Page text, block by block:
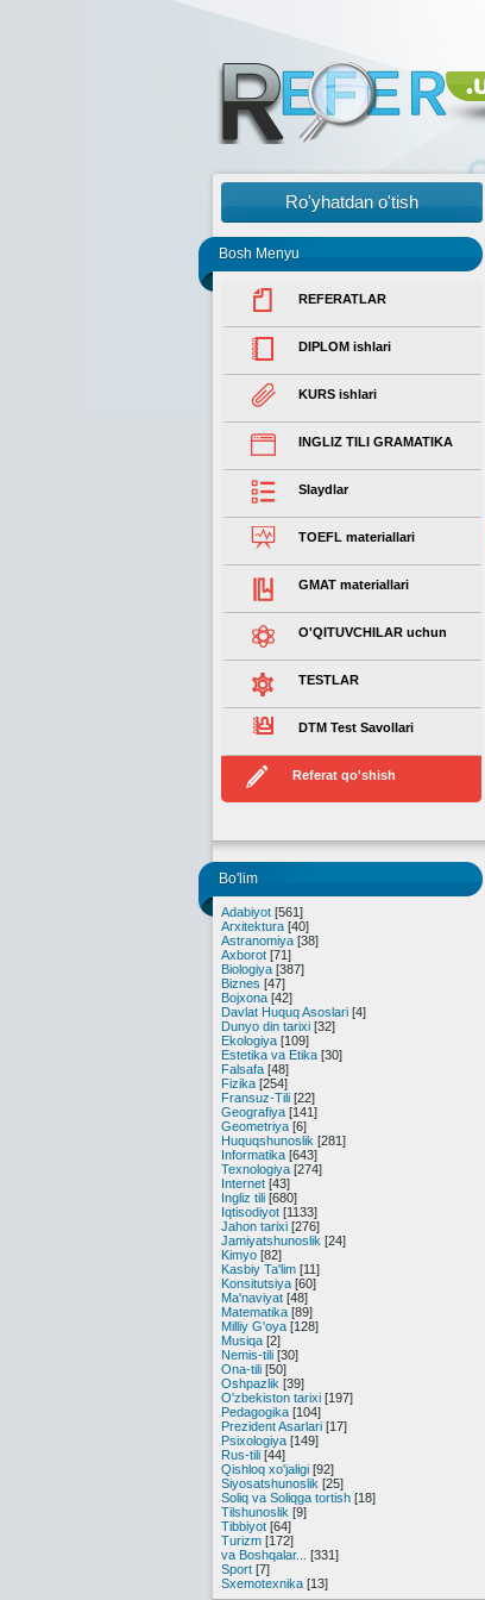
Ro'yhatdan o'tish
Bosh Menyu
REFERATLAR
DIPLOM ishlari
KURS ishlari
INGLIZ TILI GRAMATIKA
Slaydlar
TOEFL materiallari
GMAT materiallari
O'QITUVCHILAR uchun
TESTLAR
DTM Test Savollari
Referat qo'shish
Bo'lim
Adabiyot [561]
Arxitektura [40]
Astranomiya [38]
Axborot [71]
Biologiya [387]
Biznes [47]
Bojxona [42]
Davlat Huquq Asoslari [4]
Dunyo din tarixi [32]
Ekologiya [109]
Estetika va Etika [30]
Falsafa [48]
Fizika [254]
Fransuz-Tili [22]
Geografiya [141]
Geometriya [6]
Huquqshunoslik [281]
Informatika [643]
Texnologiya [274]
Internet [43]
Ingliz tili [680]
Iqtisodiyot [1133]
Jahon tarixi [276]
Jamiyatshunoslik [24]
Kimyo [82]
Kasbiy Ta'lim [11]
Konsitutsiya [60]
Ma'naviyat [48]
Matematika [89]
Milliy G'oya [128]
Musiqa [2]
Nemis-tili [30]
Ona-tili [50]
Oshpazlik [39]
O'zbekiston tarixi [197]
Pedagogika [104]
Prezident Asarlari [17]
Psixologiya [149]
Rus-tili [44]
Qishloq xo'jaligi [92]
Siyosatshunoslik [25]
Soliq va Soliqga tortish [18]
Tilshunoslik [9]
Tibbiyot [64]
Turizm [172]
va Boshqalar...
[331]
Sport [7]
Sxemotexnika [13]